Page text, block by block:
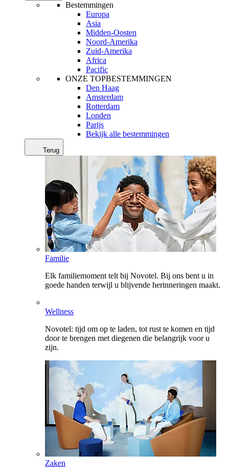
Bestemmingen
Europa
Asia
Midden-Oosten
Noord-Amerika
Zuid-Amerika
Africa
Pacific
ONZE TOPBESTEMMINGEN
Den Haag
Amsterdam
Rotterdam
Londen
Parijs
Bekijk alle bestemmingen
Terug
Familie
Elk familiemoment telt bij Novotel. Bij ons bent u in
goede handen terwijl u blijvende herinneringen maakt.
Wellness
Novotel: tijd om op te laden, tot rust te komen en tijd
door te brengen met diegenen die belangrijk voor u
zijn.
Zaken